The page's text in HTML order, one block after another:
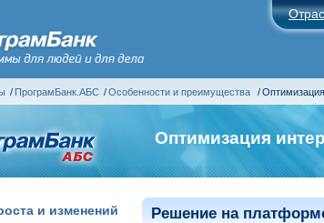
/ ПрограмБанк.АБС /Особенности и преимущества /
Оптимизация
и изменений
Решение на